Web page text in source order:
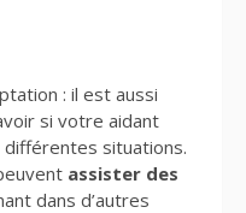
: il est aussi
si votre aidant
différentes situations.
assister des
dans d’autres